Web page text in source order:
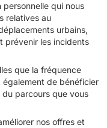
personnelle qui nous
relatives au
urbains,
prévenir les incidents
que la fréquence
de bénéficier
du parcours que vous
nos offres et